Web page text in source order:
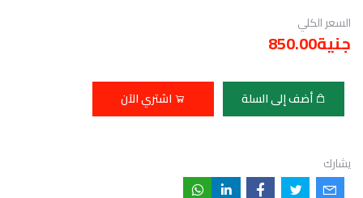
السعر الكلي
جنية850.00
أضف إلى السلة اشتري الآن
يشارك